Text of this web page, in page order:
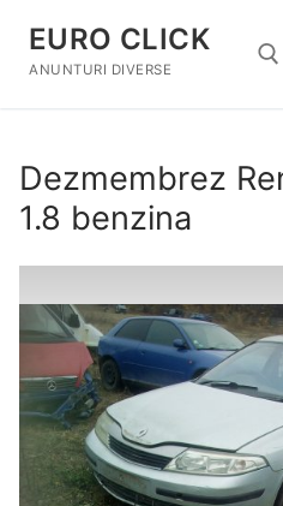
conținut
EURO CLICK
ANUNTURI DIVERSE
Dezmembrez
1.8 benzina